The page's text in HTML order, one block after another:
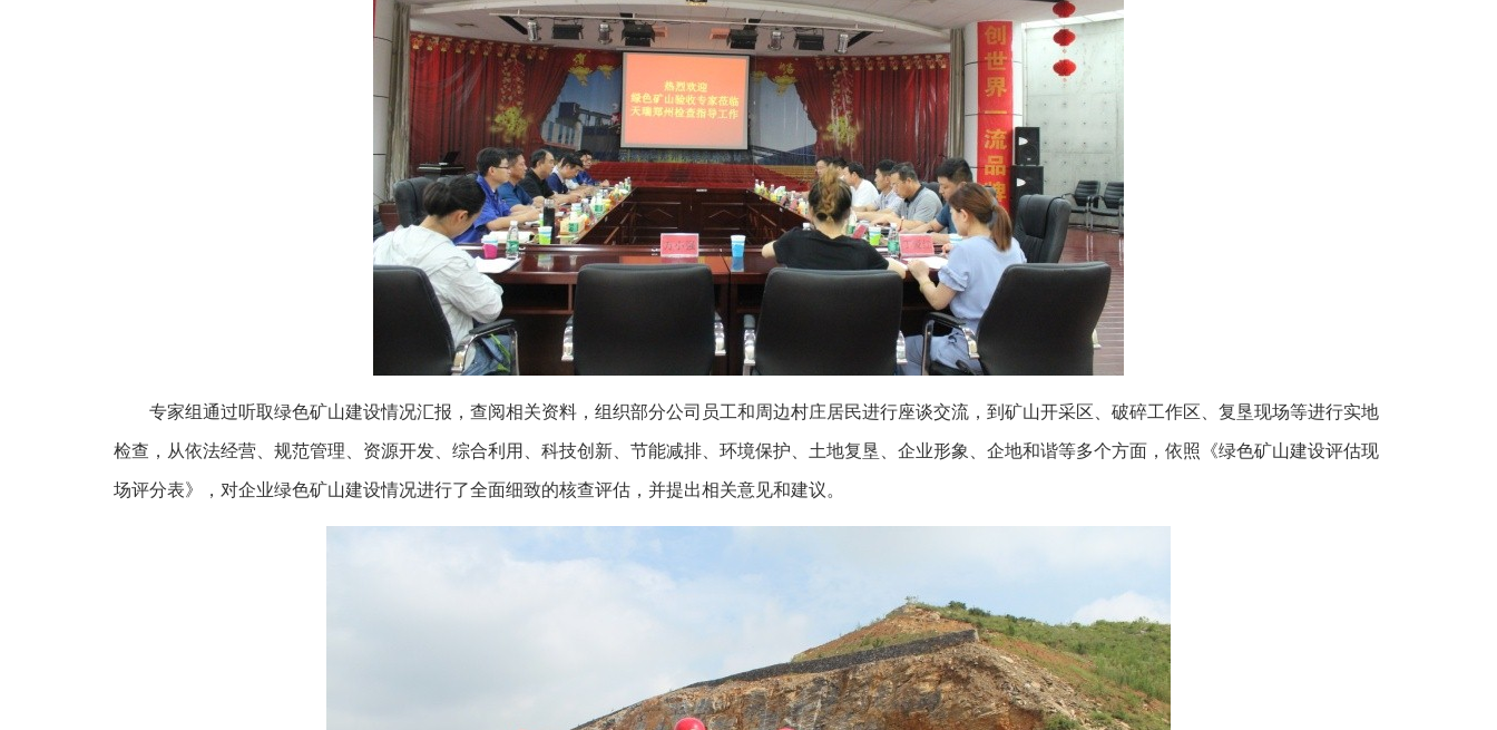
专家组通过听取绿色矿山建设情况汇报，查阅相关资料，组织部分公司员工和周边村庄居民进行座谈交流，到矿山开采区、破碎工作区、复垦现场等进行实地
检查，从依法经营、规范管理、资源开发、综合利用、科技创新、节能减排、环境保护、土地复垦、企业形象、企地和谐等多个方面，依照《绿色矿山建设评估现
场评分表》，对企业绿色矿山建设情况进行了全面细致的核查评估，并提出相关意见和建议。